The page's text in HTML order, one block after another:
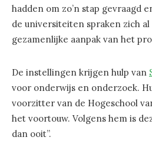
hadden om zo’n stap gevraagd
de universiteiten spraken zich
gezamenlijke aanpak van het
De instellingen krijgen hulp van
voor onderwijs en onderzoek.
voorzitter van de Hogeschool
het voortouw. Volgens hem is
dan ooit”.